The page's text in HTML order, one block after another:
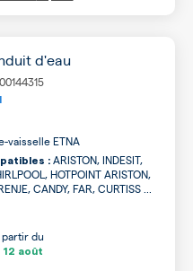
d'eau
vaisselle ETNA
: ARISTON, INDESIT,
HOTPOINT ARISTON,
CANDY, FAR, CURTISS ...
du
12 août